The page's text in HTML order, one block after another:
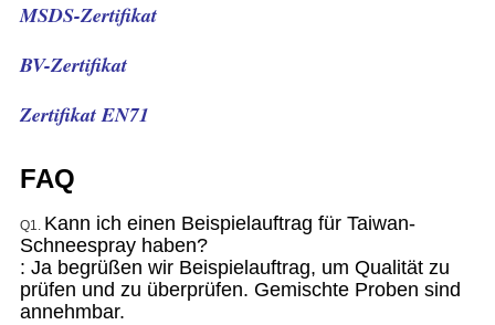
MSDS-Zertifikat
BV-Zertifikat
Zertifikat EN71
FAQ
Q1. Kann ich einen Beispielauftrag für Taiwan-
Schneespray haben?
: Ja begrüßen wir Beispielauftrag, um Qualität zu
prüfen und zu überprüfen. Gemischte Proben sind
annehmbar.